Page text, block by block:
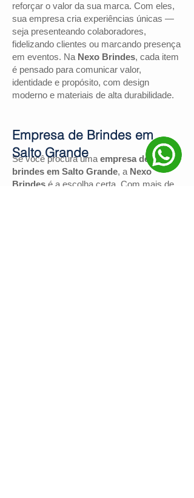
reforçar o valor da sua marca. Com eles,
sua empresa cria experiências únicas —
seja presenteando colaboradores,
fidelizando clientes ou marcando presença
em eventos. Na Nexo Brindes, cada item
é pensado para comunicar valor,
identidade e propósito, com design
moderno e materiais de alta durabilidade.
Se você procura uma empresa de
brindes em Salto Grande, a Nexo
Brindes é a escolha certa. Com mais de
Empresa de Brindes em
Salto Grande